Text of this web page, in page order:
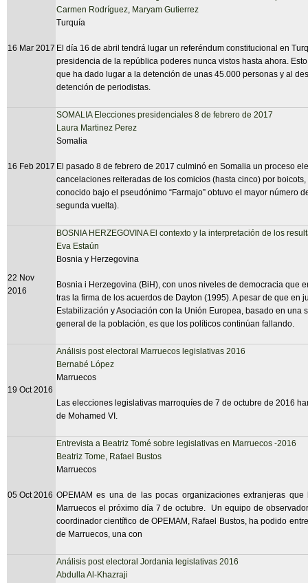
16 Mar 2017
Carmen Rodríguez Maryam Gutierrez
Turquía
El día 16 de abril tendrá lugar un referéndum constitucional en
presidencia de la república poderes nunca vistos hasta ahora.
que ha dado lugar a la detención de unas 45.000 personas y al
detención de periodistas.
16 Feb 2017
SOMALIA Elecciones presidenciales 8 de febrero de 2017
Laura Martinez Perez
Somalia
El pasado 8 de febrero de 2017 culminó en Somalia un proceso
cancelaciones reiteradas de los comicios (hasta cinco) por
conocido bajo el pseudónimo “Farmajo” obtuvo el mayor número
segunda vuelta).
22 Nov
2016
BOSNIA HERZEGOVINA El contexto y la interpretación de los
Eva Estaún
Bosnia y Herzegovina
Bosnia i Herzegovina (BiH), con unos niveles de democracia que
tras la firma de los acuerdos de Dayton (1995). A pesar de que
Estabilización y Asociación con la Unión Europea, basado en
general de la población, es que los políticos continúan fallando.
19 Oct 2016
Análisis post electoral Marruecos legislativas 2016
Bernabé López
Marruecos
Las elecciones legislativas marroquíes de 7 de octubre de 2016
de Mohamed VI.
05 Oct 2016
Entrevista a Beatriz Tomé sobre legislativas en Marruecos -2016
Beatriz Tome Rafael Bustos
Marruecos
OPEMAM es una de las pocas organizaciones extranjeras
Marruecos el próximo día 7 de octubre.
Un equipo de
coordinador científico de OPEMAM, Rafael Bustos, ha podido
de Marruecos, una con
Análisis post electoral Jordania legislativas 2016
Abdulla Al-Khazraji